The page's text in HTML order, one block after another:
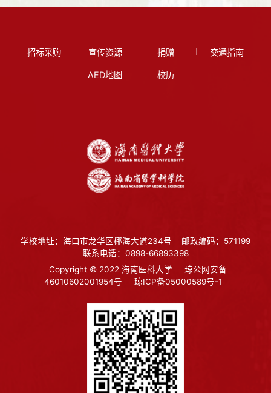
招标采购 宣传资源 捐赠 交通指南
AED地图 校历
学校地址：海口市龙华区椰海大道234号
邮政编码：571199
联系电话：0898-66893398
Copyright © 2022 海南医科大学
琼公网安备
46010602001954号
琼ICP备05000589号-1